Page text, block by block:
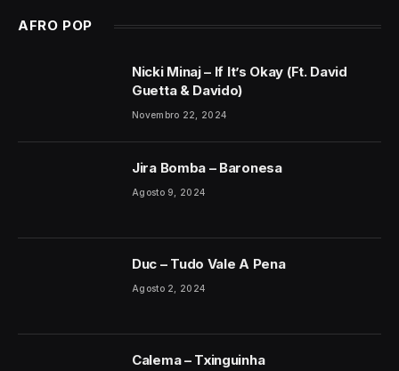
AFRO POP
Nicki Minaj – If It’s Okay (Ft. David
Guetta & Davido)
Novembro 22, 2024
Jira Bomba – Baronesa
Agosto 9, 2024
Duc – Tudo Vale A Pena
Agosto 2, 2024
Calema – Txinguinha